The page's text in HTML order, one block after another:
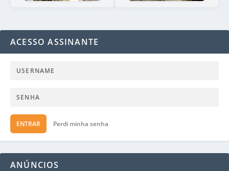
ACESSO ASSINANTE
ENTRAR Perdi minha senha
ANÚNCIOS